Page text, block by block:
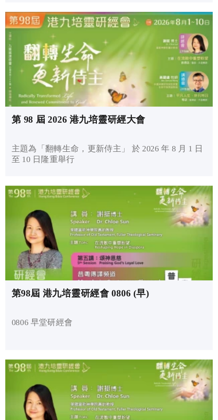
第 98 屆 2026 港九培靈研經大會
主題為「翻轉生命，更新侍主」 於 2026 年 8 月 1 日
至 10 日隆重舉行
第98屆 港九培靈研經會 0806 (早)
0806 早堂研經會